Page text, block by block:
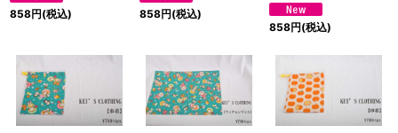
858円(税込) 858円(税込)
858円(税込)